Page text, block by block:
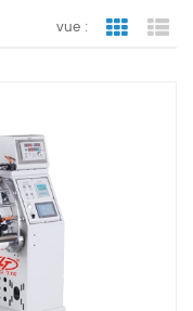
vue : vue de